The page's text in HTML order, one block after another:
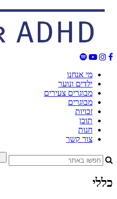
מי אנחנו
ילדים ונוער
מבוגרים צעירים
מבוגרים
זכויות
תוכן
חנות
צור קשר
כללי